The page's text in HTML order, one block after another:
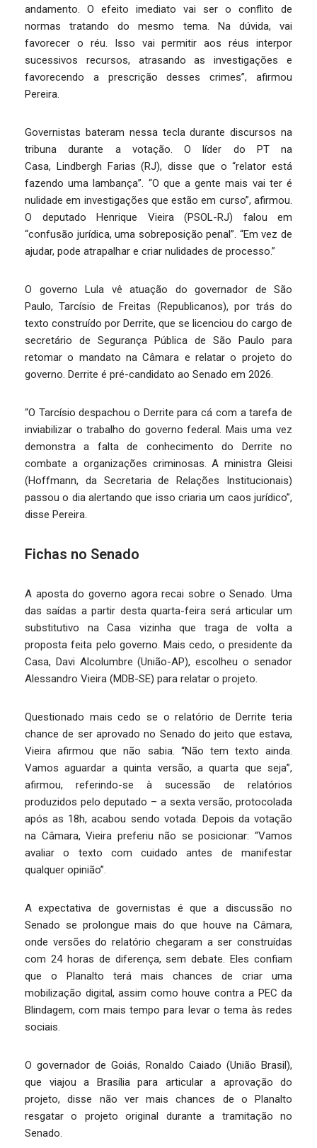
andamento. O efeito imediato vai ser o conflito de
normas tratando do mesmo tema. Na dúvida, vai
favorecer o réu. Isso vai permitir aos réus interpor
sucessivos recursos, atrasando as investigações e
favorecendo a prescrição desses crimes”, afirmou
Pereira.
Governistas bateram nessa tecla durante discursos na
tribuna durante a votação. O líder do PT na
Casa, Lindbergh Farias (RJ), disse que o “relator está
fazendo uma lambança”. “O que a gente mais vai ter é
nulidade em investigações que estão em curso”, afirmou.
O deputado Henrique Vieira (PSOL-RJ) falou em
“confusão jurídica, uma sobreposição penal”. “Em vez de
ajudar, pode atrapalhar e criar nulidades de processo.”
O governo Lula vê atuação do governador de São
Paulo, Tarcísio de Freitas (Republicanos), por trás do
texto construído por Derrite, que se licenciou do cargo de
secretário de Segurança Pública de São Paulo para
retomar o mandato na Câmara e relatar o projeto do
governo. Derrite é pré-candidato ao Senado em 2026.
“O Tarcísio despachou o Derrite para cá com a tarefa de
inviabilizar o trabalho do governo federal. Mais uma vez
demonstra a falta de conhecimento do Derrite no
combate a organizações criminosas. A ministra Gleisi
(Hoffmann, da Secretaria de Relações Institucionais)
passou o dia alertando que isso criaria um caos jurídico”,
disse Pereira.
Fichas no Senado
A aposta do governo agora recai sobre o Senado. Uma
das saídas a partir desta quarta-feira será articular um
substitutivo na Casa vizinha que traga de volta a
proposta feita pelo governo. Mais cedo, o presidente da
Casa, Davi Alcolumbre (União-AP), escolheu o senador
Alessandro Vieira (MDB-SE) para relatar o projeto.
Questionado mais cedo se o relatório de Derrite teria
chance de ser aprovado no Senado do jeito que estava,
Vieira afirmou que não sabia. “Não tem texto ainda.
Vamos aguardar a quinta versão, a quarta que seja”,
afirmou, referindo-se à sucessão de relatórios
produzidos pelo deputado – a sexta versão, protocolada
após as 18h, acabou sendo votada. Depois da votação
na Câmara, Vieira preferiu não se posicionar: “Vamos
avaliar o texto com cuidado antes de manifestar
qualquer opinião”.
A expectativa de governistas é que a discussão no
Senado se prolongue mais do que houve na Câmara,
onde versões do relatório chegaram a ser construídas
com 24 horas de diferença, sem debate. Eles confiam
que o Planalto terá mais chances de criar uma
mobilização digital, assim como houve contra a PEC da
Blindagem, com mais tempo para levar o tema às redes
sociais.
O governador de Goiás, Ronaldo Caiado (União Brasil),
que viajou a Brasília para articular a aprovação do
projeto, disse não ver mais chances de o Planalto
resgatar o projeto original durante a tramitação no
Senado.